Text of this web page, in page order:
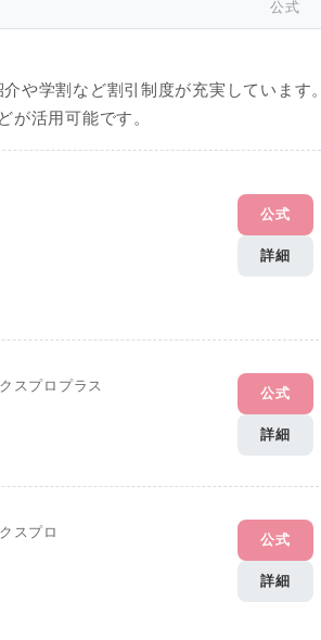
公式
や学割など割引制度が充実しています。
が活用可能です。
公式
詳細
スプロプラス 公式
詳細
スプロ 公式
詳細